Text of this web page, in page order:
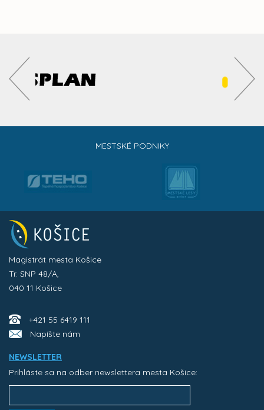
MESTSKÉ PODNIKY
Magistrát mesta Košice
Tr. SNP 48/A,
040 11 Košice
+421 55 6419 111
Napíšte nám
NEWSLETTER
Prihláste sa na odber newslettera mesta Košice: